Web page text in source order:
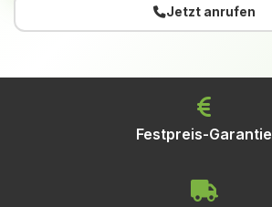
Jetzt anrufen
Festpreis-Garantie